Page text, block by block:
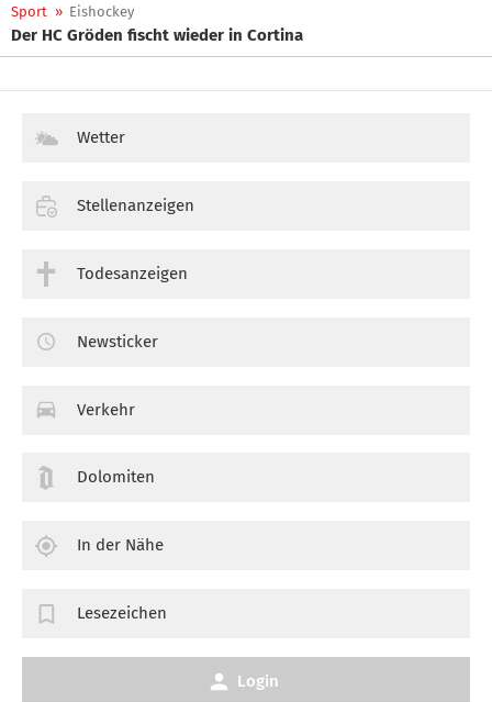
Sport » Eishockey
Der HC Gröden fischt wieder in Cortina
Wetter
Stellenanzeigen
Todesanzeigen
Newsticker
Verkehr
Dolomiten
In der Nähe
Lesezeichen
Login